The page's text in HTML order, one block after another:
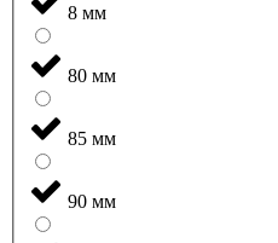
8 мм
80 мм
85 мм
90 мм